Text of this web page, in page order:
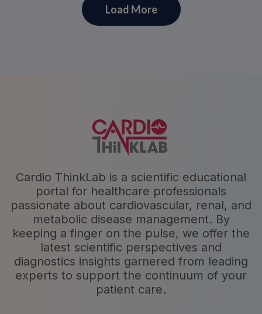
Load More
Cardio ThinkLab is a scientific educational
portal for healthcare professionals
passionate about cardiovascular, renal, and
metabolic disease management. By
keeping a finger on the pulse, we offer the
latest scientific perspectives and
diagnostics insights garnered from leading
experts to support the continuum of your
patient care.